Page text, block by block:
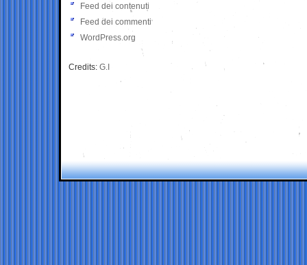
Feed dei contenuti
Feed dei commenti
WordPress.org
Credits: G.I